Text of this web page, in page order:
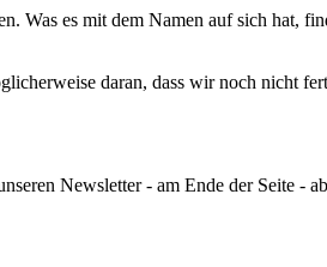
es mit dem Namen auf sich hat,
daran, dass wir noch nicht
Newsletter - am Ende der Seite -